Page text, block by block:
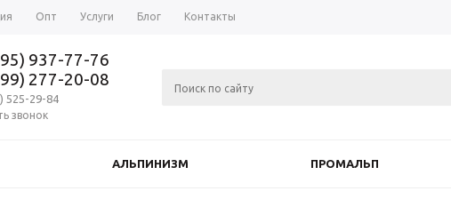
Опт Услуги Блог Контакты
937-77-76
277-20-08
525-29-84
звонок
АЛЬПИНИЗМ ПРОМАЛЬП